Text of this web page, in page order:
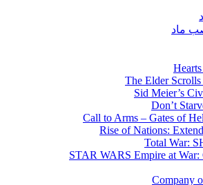
ماد
The Elder
Sid Meier’s
Don’t
Call to Arms – Gates of
Rise of Nations:
Total War:
STAR WARS Empire at War:
Company